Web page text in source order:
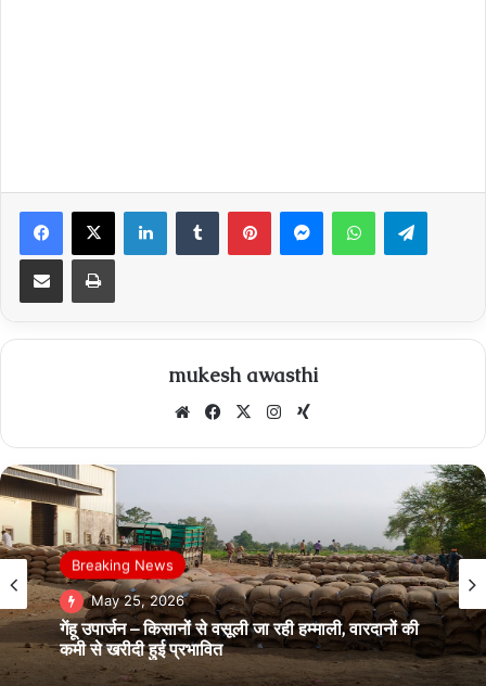
Facebook
X LinkedInTumblr PinterestMessengerWhatsApp
Share via Email Print
mukesh awasthi
WebsiteFacebook
X Instagram
Breaking News
May 25, 2026
आसपास
May 25, 2026